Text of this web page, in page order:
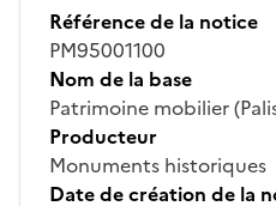
Référence de la notice
PM95001100
Nom de la base
Patrimoine mobilier
Producteur
Monuments historiques
Date de création de la